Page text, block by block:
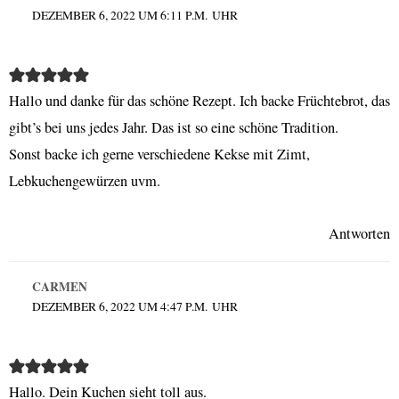
DEZEMBER 6, 2022 UM 6:11 P.M. UHR
Hallo und danke für das schöne Rezept. Ich backe Früchtebrot, das
gibt’s bei uns jedes Jahr. Das ist so eine schöne Tradition.
Sonst backe ich gerne verschiedene Kekse mit Zimt,
Lebkuchengewürzen uvm.
Antworten
CARMEN
DEZEMBER 6, 2022 UM 4:47 P.M. UHR
Hallo. Dein Kuchen sieht toll aus.